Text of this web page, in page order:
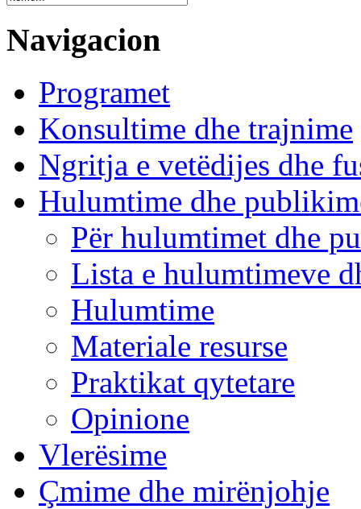
Navigacion
Programet
Konsultime dhe trajnime
Ngritja e vetëdijes dhe
Hulumtime dhe
Për hulumtimet dhe
Lista e hulumtimeve
Hulumtime
Materiale resurse
Praktikat qytetare
Opinione
Vlerësime
Çmime dhe mirënjohje